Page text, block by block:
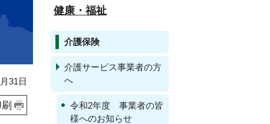
31日
健康・福祉
介護保険
介護サービス事業者の方
へ
令和2年度 事業者の皆
様へのお知らせ